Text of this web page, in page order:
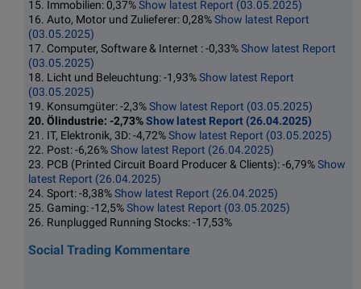
15. Immobilien: 0,37%Show latest Report (03.05.2025)
16. Auto, Motor und Zulieferer: 0,28%Show latest Report
(03.05.2025)
17. Computer, Software & Internet : -0,33%Show latest Report
(03.05.2025)
18. Licht und Beleuchtung: -1,93%Show latest Report
(03.05.2025)
19. Konsumgüter: -2,3%Show latest Report (03.05.2025)
20. Ölindustrie: -2,73%Show latest Report (26.04.2025)
21. IT, Elektronik, 3D: -4,72%Show latest Report (03.05.2025)
22. Post: -6,26%Show latest Report (26.04.2025)
23. PCB (Printed Circuit Board Producer & Clients): -6,79%Show
latest Report (26.04.2025)
24. Sport: -8,38%Show latest Report (26.04.2025)
25. Gaming: -12,5%Show latest Report (03.05.2025)
26. Runplugged Running Stocks: -17,53%
Social Trading Kommentare